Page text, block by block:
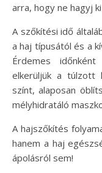
arra, hogy ne hagyj
A szőkítési idő
a haj típusától és a
Érdemes
elkerüljük a túlzott
színt, alaposan
mélyhidratáló
A hajszőkítés
hanem a haj
ápolásról sem!